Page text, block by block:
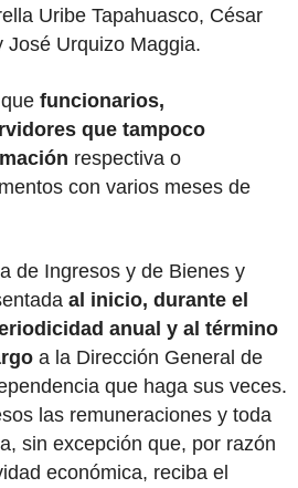
Uribe Tapahuasco, César
José Urquizo Maggia.
funcionarios,
que tampoco
respectiva o
con varios meses de
de Ingresos y de Bienes y
al inicio, durante el
anual y al término
a la Dirección General de
que haga sus veces.
las remuneraciones y toda
sin excepción que, por razón
económica, reciba el